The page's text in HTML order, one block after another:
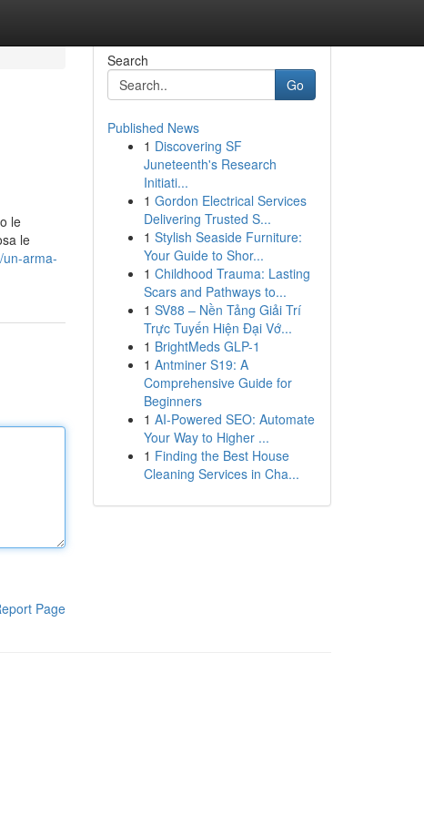
le
le
arma-
Page
Search
Go
Published News
1 Discovering SF
Juneteenth's Research
Initiati...
1 Gordon Electrical Services
Delivering Trusted S...
1 Stylish Seaside Furniture:
Your Guide to Shor...
1 Childhood Trauma: Lasting
Scars and Pathways to...
1 SV88 – Nền Tảng Giải Trí
Trực Tuyến Hiện Đại Vớ...
1 BrightMeds GLP-1
1 Antminer S19: A
Comprehensive Guide for
Beginners
1 AI-Powered SEO: Automate
Your Way to Higher ...
1 Finding the Best House
Cleaning Services in Cha...